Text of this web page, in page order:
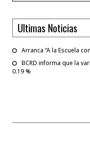
Ultimas Noticias
Arranca “A la Escuela
BCRD informa que la
0.19 %